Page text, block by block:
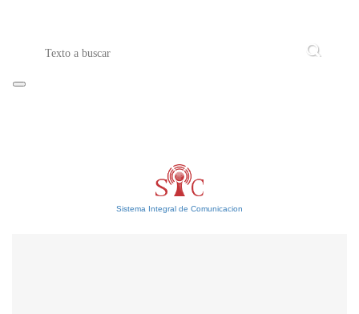
Sistema Integral de Comunicacion